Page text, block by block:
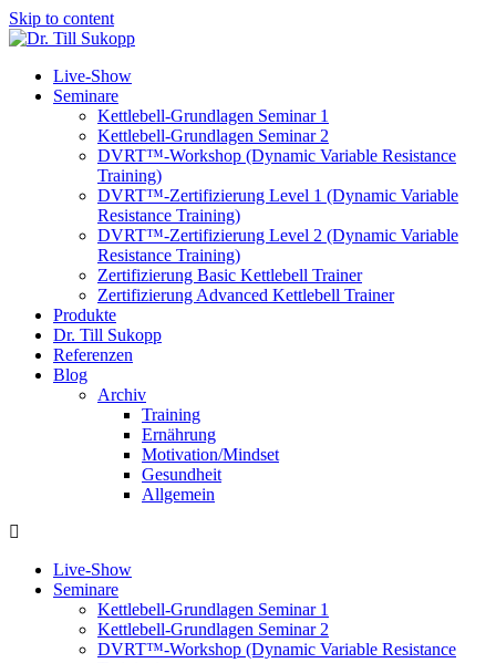
Skip to content
Live-Show
Seminare
Kettlebell-Grundlagen Seminar 1
Kettlebell-Grundlagen Seminar 2
DVRT™-Workshop (Dynamic Variable Resistance
Training)
DVRT™-Zertifizierung Level 1 (Dynamic Variable
Resistance Training)
DVRT™-Zertifizierung Level 2 (Dynamic Variable
Resistance Training)
Zertifizierung Basic Kettlebell Trainer
Zertifizierung Advanced Kettlebell Trainer
Produkte
Dr. Till Sukopp
Referenzen
Blog
Archiv
Training
Ernährung
Motivation/Mindset
Gesundheit
Allgemein
Live-Show
Seminare
Kettlebell-Grundlagen Seminar 1
Kettlebell-Grundlagen Seminar 2
DVRT™-Workshop (Dynamic Variable Resistance